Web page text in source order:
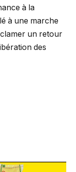
à la
à une marche
un retour
des